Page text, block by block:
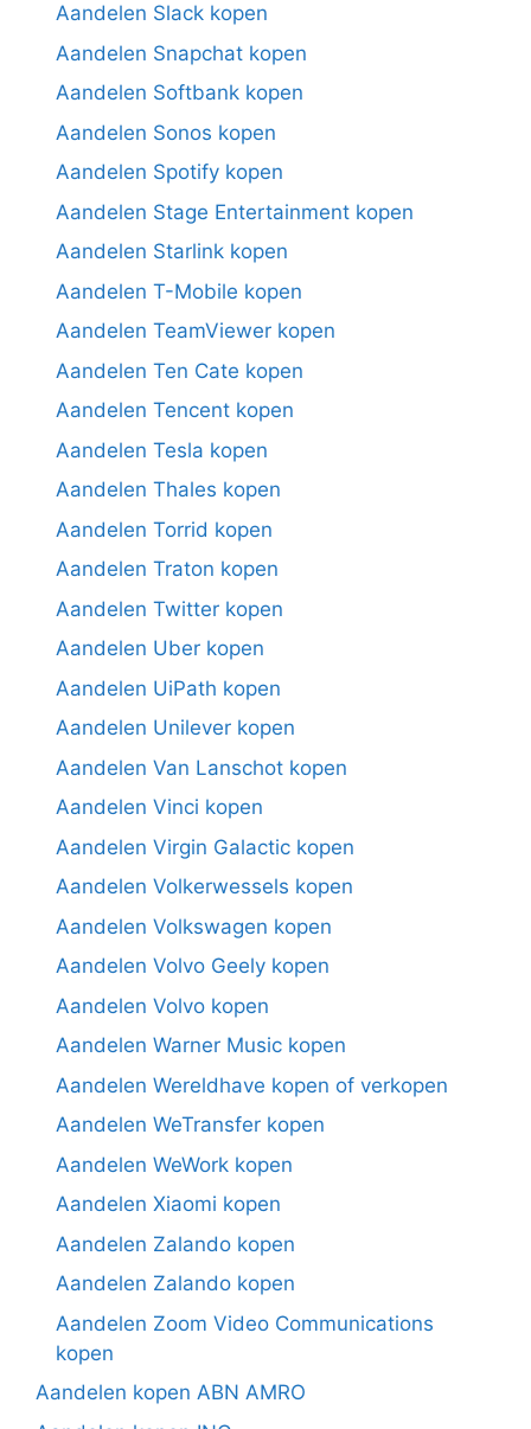
Aandelen Slack kopen
Aandelen Snapchat kopen
Aandelen Softbank kopen
Aandelen Sonos kopen
Aandelen Spotify kopen
Aandelen Stage Entertainment kopen
Aandelen Starlink kopen
Aandelen T-Mobile kopen
Aandelen TeamViewer kopen
Aandelen Ten Cate kopen
Aandelen Tencent kopen
Aandelen Tesla kopen
Aandelen Thales kopen
Aandelen Torrid kopen
Aandelen Traton kopen
Aandelen Twitter kopen
Aandelen Uber kopen
Aandelen UiPath kopen
Aandelen Unilever kopen
Aandelen Van Lanschot kopen
Aandelen Vinci kopen
Aandelen Virgin Galactic kopen
Aandelen Volkerwessels kopen
Aandelen Volkswagen kopen
Aandelen Volvo Geely kopen
Aandelen Volvo kopen
Aandelen Warner Music kopen
Aandelen Wereldhave kopen of verkopen
Aandelen WeTransfer kopen
Aandelen WeWork kopen
Aandelen Xiaomi kopen
Aandelen Zalando kopen
Aandelen Zalando kopen
Aandelen Zoom Video Communications
kopen
Aandelen kopen ABN AMRO